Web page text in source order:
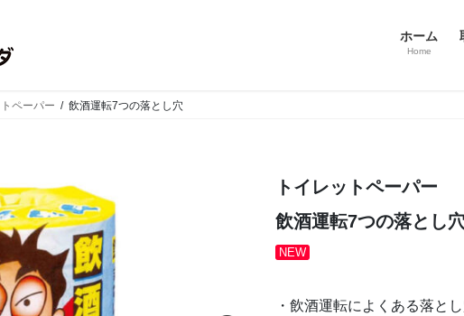
ホーム
Home
ペーパー 飲酒運転7つの落とし穴
トイレットペーパー
飲酒運転7つの落とし穴
NEW
・飲酒運転によくある落と